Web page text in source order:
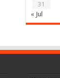
31
« Jul